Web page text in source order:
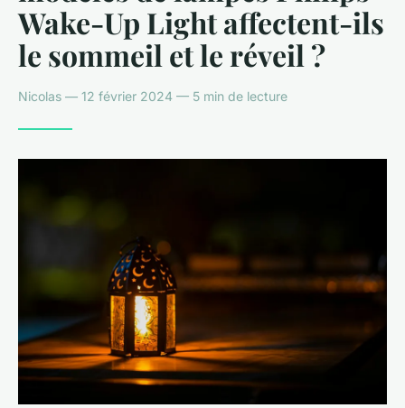
Wake-Up Light affectent-ils
le sommeil et le réveil ?
Nicolas — 12 février 2024 — 5 min de lecture